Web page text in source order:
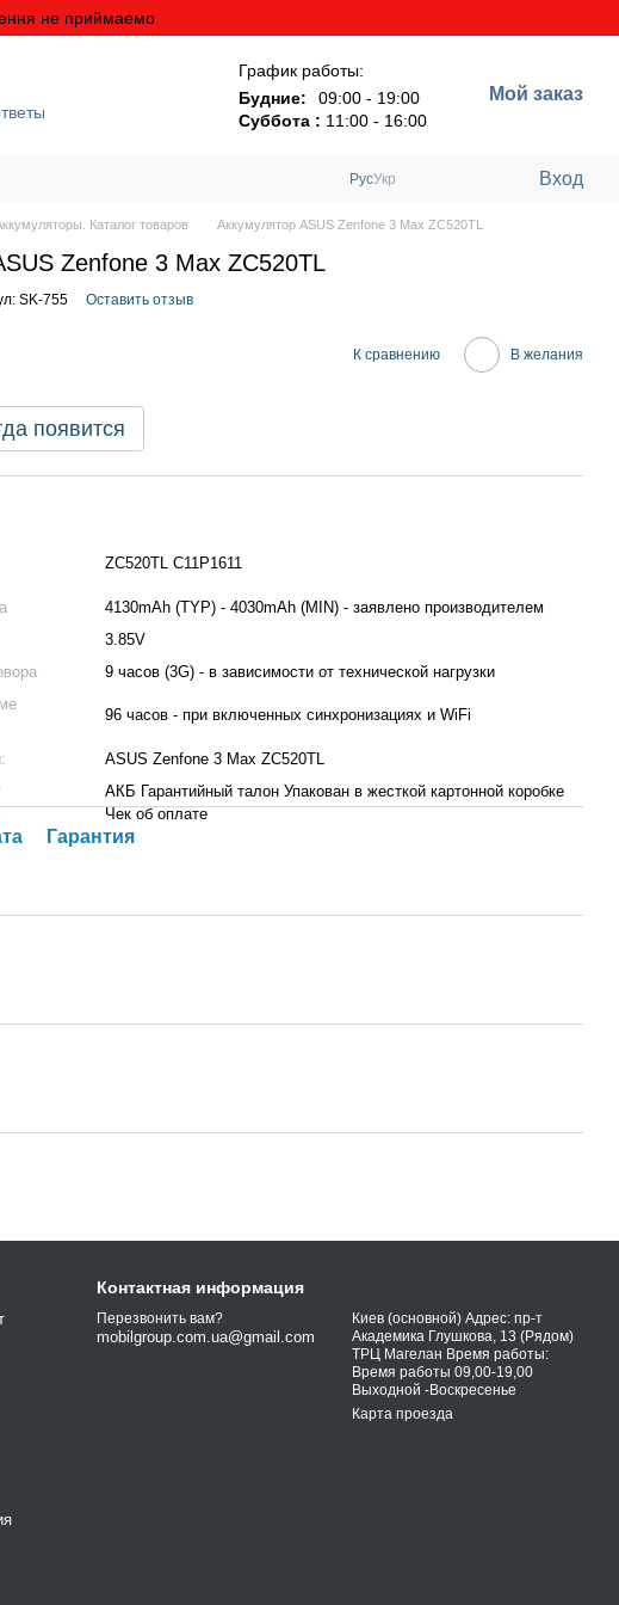
не приймаемо
График работы:
Будние:
09:00 - 19:00
Суббота : 11:00 - 16:00
Мой заказ
РусУкр Вход
Каталог товаров Аккумулятор ASUS Zenfone 3 Max ZC520TL
Zenfone 3 Max ZC520TL
SK-755 Оставить отзыв
К сравнению В желания
появится
ZC520TL C11P1611
4130mAh (TYP) - 4030mAh (MIN) - заявлено производителем
3.85V
9 часов (3G) - в зависимости от технической нагрузки
96 часов - при включенных синхронизациях и WiFi
ASUS Zenfone 3 Max ZC520TL
АКБ Гарантийный талон Упакован в жесткой картонной коробке
Чек об оплате
Гарантия
Контактная информация
Перезвонить вам?
mobilgroup.com.ua@gmail.com
Киев (основной) Адрес: пр-т
Академика Глушкова, 13 (Рядом)
ТРЦ Магелан Время работы:
Время работы 09,00-19,00
Выходной -Воскресенье
Карта проезда